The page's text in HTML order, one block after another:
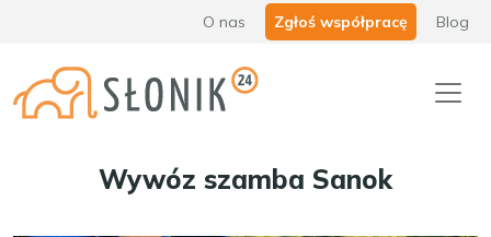
O nas Zgłoś współpracę Blog
Wywóz szamba Sanok